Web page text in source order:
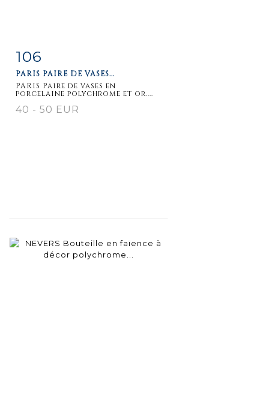
Item detail
106
PARIS PAIRE DE VASES...
PARIS Paire de vases en
porcelaine polychrome et or....
40 - 50 EUR